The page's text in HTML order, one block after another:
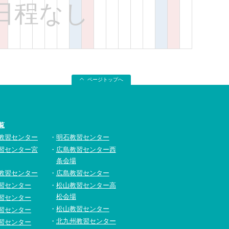
程なし
ページトップへ
習センター
センター宮
習センター
センター
センター
センター
センター
明石教習センター
広島教習センター西
条会場
広島教習センター
松山教習センター高
松会場
松山教習センター
北九州教習センター